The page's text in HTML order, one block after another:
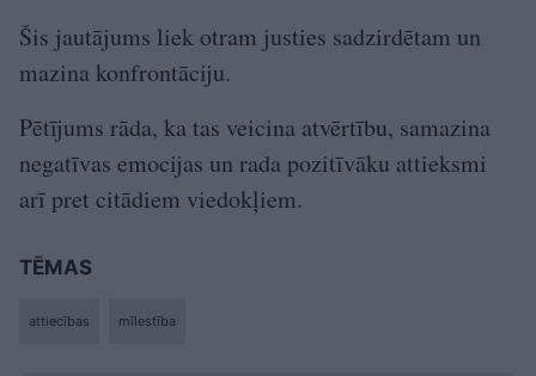
Šis jautājums liek otram justies sadzirdētam un
mazina konfrontāciju.
Pētījums rāda, ka tas veicina atvērtību, samazina
negatīvas emocijas un rada pozitīvāku attieksmi
arī pret citādiem viedokļiem.
TĒMAS
attiecības mīlestība